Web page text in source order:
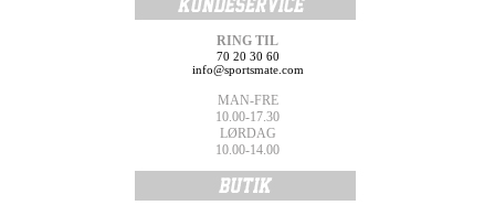
RING TIL
70 20 30 60
info@sportsmate.com
MAN-FRE
10.00-17.30
LØRDAG
10.00-14.00